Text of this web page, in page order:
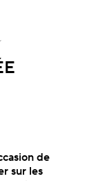
de
sur les